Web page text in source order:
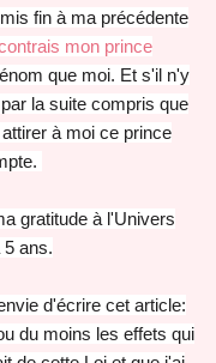
fin à ma précédente
mon prince
que moi. Et s'il n'y
la suite compris que
à moi ce prince
gratitude à l'Univers
5 ans.
d'écrire cet article:
du moins les effets qui